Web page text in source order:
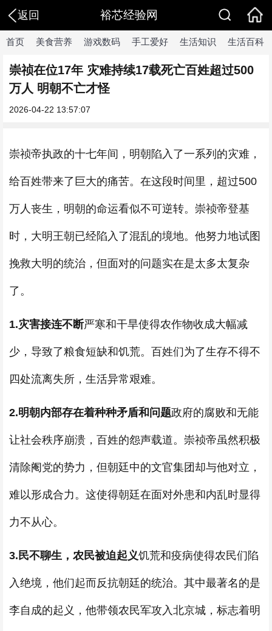
返回 裕芯经验网
首页 美食营养 游戏数码 手工爱好 生活知识 生活百科
崇祯在位17年 灾难持续17载死亡百姓超过500
万人 明朝不亡才怪
2026-04-22 13:57:07
崇祯帝执政的十七年间，明朝陷入了一系列的灾难，
给百姓带来了巨大的痛苦。在这段时间里，超过500
万人丧生，明朝的命运看似不可逆转。崇祯帝登基
时，大明王朝已经陷入了混乱的境地。他努力地试图
挽救大明的统治，但面对的问题实在是太多太复杂
了。
1.灾害接连不断严寒和干旱使得农作物收成大幅减
少，导致了粮食短缺和饥荒。百姓们为了生存不得不
四处流离失所，生活异常艰难。
2.明朝内部存在着种种矛盾和问题政府的腐败和无能
让社会秩序崩溃，百姓的怨声载道。崇祯帝虽然积极
清除阉党的势力，但朝廷中的文官集团却与他对立，
难以形成合力。这使得朝廷在面对外患和内乱时显得
力不从心。
3.民不聊生，农民被迫起义饥荒和疫病使得农民们陷
入绝境，他们起而反抗朝廷的统治。其中最著名的是
李自成的起义，他带领农民军攻入北京城，标志着明